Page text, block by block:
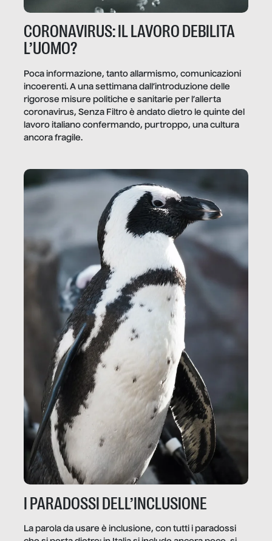
CORONAVIRUS: IL LAVORO DEBILITA
L’UOMO?
Poca informazione, tanto allarmismo, comunicazioni
incoerenti. A una settimana dall’introduzione delle
rigorose misure politiche e sanitarie per l’allerta
coronavirus, Senza Filtro è andato dietro le quinte del
lavoro italiano confermando, purtroppo, una cultura
ancora fragile.
I PARADOSSI DELL’INCLUSIONE
La parola da usare è inclusione, con tutti i paradossi